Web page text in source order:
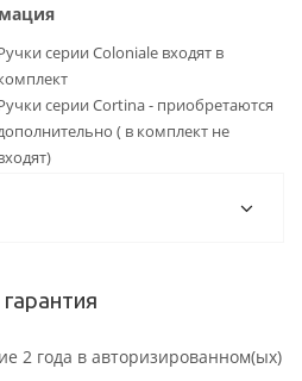
серии Coloniale входят в
серии Cortina - приобретаются
( в комплект не
2 года в авторизированном(ых)